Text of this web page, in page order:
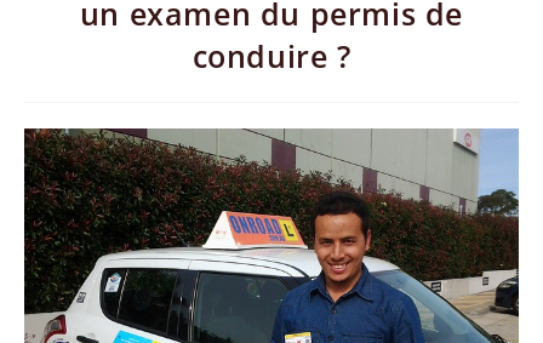
un examen du permis de
conduire ?